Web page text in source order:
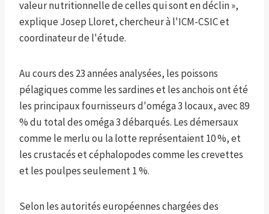
valeur nutritionnelle de celles qui sont en déclin »,
explique Josep Lloret, chercheur à l'ICM-CSIC et
coordinateur de l'étude.
Au cours des 23 années analysées, les poissons
pélagiques comme les sardines et les anchois ont été
les principaux fournisseurs d'oméga 3 locaux, avec 89
% du total des oméga 3 débarqués. Les démersaux
comme le merlu ou la lotte représentaient 10 %, et
les crustacés et céphalopodes comme les crevettes
et les poulpes seulement 1 %.
Selon les autorités européennes chargées des